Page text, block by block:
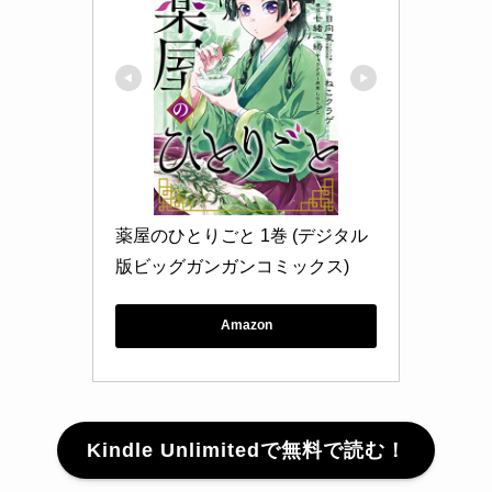
薬屋のひとりごと 1巻 (デジタル
版ビッグガンガンコミックス)
Amazon
Kindle Unlimitedで無料で読む！